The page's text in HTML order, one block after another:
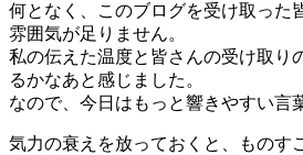
何となく、このブログを受け取った
雰囲気が足りません。
私の伝えた温度と皆さんの受け取り
るかなあと感じました。
なので、今日はもっと響きやすい言
気力の衰えを放っておくと、ものす